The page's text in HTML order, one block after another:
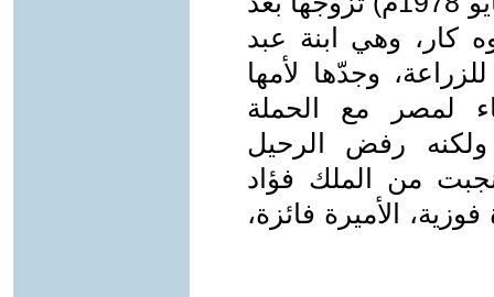
كار، وهي ابنة عبد
وجدّها لأمها
لمصر مع الحملة
رفض الرحيل
من الملك فؤاد
الأميرة فائزة،